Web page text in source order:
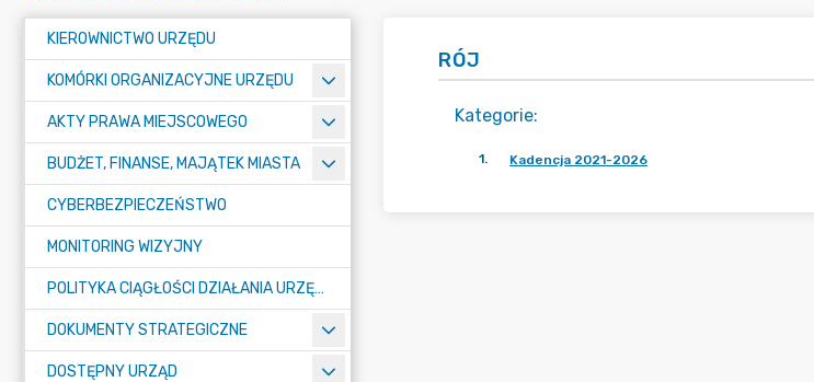
KIEROWNICTWO URZĘDU
KOMÓRKI ORGANIZACYJNE URZĘDU
AKTY PRAWA MIEJSCOWEGO
BUDŻET, FINANSE, MAJĄTEK MIASTA
CYBERBEZPIECZEŃSTWO
MONITORING WIZYJNY
POLITYKA CIĄGŁOŚCI DZIAŁANIA URZĘDU MIASTA ŻORY
DOKUMENTY STRATEGICZNE
DOSTĘPNY URZĄD
RÓJ
Kategorie:
1. Kadencja 2021-2026